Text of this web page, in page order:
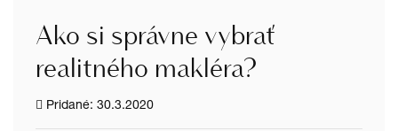
Ako si správne vybrať
realitného makléra?
Pridané: 30.3.2020